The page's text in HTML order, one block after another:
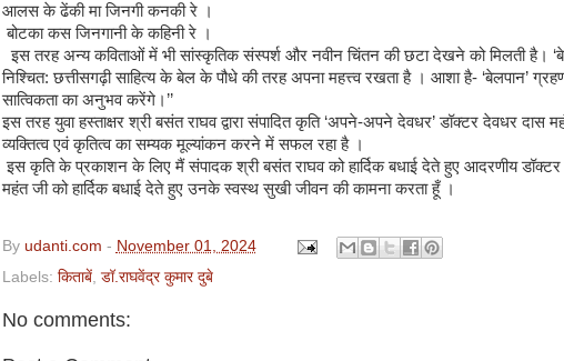
आलस के ढेंकी मा जिनगी कनकी रे ।
बोटका कस जिनगानी के कहिनी रे ।
इस तरह अन्य कविताओं में भी सांस्कृतिक संस्पर्श और नवीन चिंतन की छटा देखने को मिलती है।
निश्चित: छत्तीसगढ़ी साहित्य के बेल के पौधे की तरह अपना महत्त्व रखता है । आशा है- ‘बेलपान’
सात्विकता का अनुभव करेंगे।’’
इस तरह युवा हस्ताक्षर श्री बसंत राघव द्वारा संपादित कृति ‘अपने-अपने देवधर’ डॉक्टर देवधर दास
व्यक्तित्व एवं कृतित्व का सम्यक मूल्यांकन करने में सफल रहा है ।
इस कृति के प्रकाशन के लिए मैं संपादक श्री बसंत राघव को हार्दिक बधाई देते हुए आदरणीय
महंत जी को हार्दिक बधाई देते हुए उनके स्वस्थ सुखी जीवन की कामना करता हूँ ।
By udanti.com - November 01, 2024
Labels: किताबें, डॉ.राघवेंद्र कुमार दुबे
No comments: